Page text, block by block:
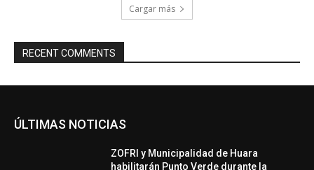
Cargar más
RECENT COMMENTS
ÚLTIMAS NOTICIAS
ZOFRI y Municipalidad de Huara
habilitarán Punto Verde durante la